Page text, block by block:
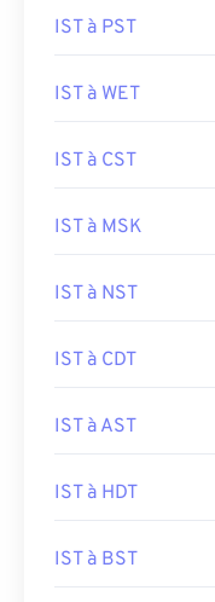
IST à PST
IST à WET
IST à CST
IST à MSK
IST à NST
IST à CDT
IST à AST
IST à HDT
IST à BST